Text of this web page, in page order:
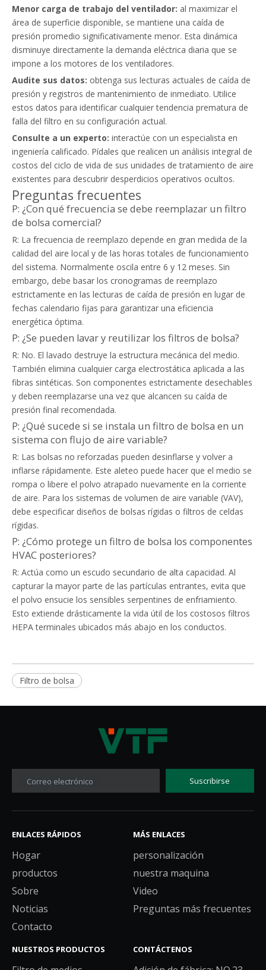
Menor carga de trabajo del ventilador: al maximizar el
área de superficie disponible, se mantiene una caída de
presión promedio significativamente menor. Esta dinámica
disminuye directamente la demanda eléctrica diaria que se
impone a los motores de los ventiladores.
Audite sus datos: obtenga sus lecturas actuales de caída de
presión y registros de mantenimiento de inmediato. Utilice
estos datos para identificar cualquier tendencia prematura de
falla del filtro en su configuración actual.
Consulte a un experto: interactúe con un especialista en
ingeniería calificado. Pídales que realicen un análisis integral de
costos del ciclo de vida de sus unidades de tratamiento de aire
existentes para descubrir desperdicios operativos ocultos.
Preguntas frecuentes
P: ¿Con qué frecuencia se debe reemplazar un filtro
de bolsa comercial?
R: La frecuencia de reemplazo depende en gran medida de la
calidad del aire local y de las horas totales de funcionamiento
del sistema. Normalmente oscila entre 6 y 12 meses. Sin
embargo, debe basar los cronogramas de reemplazo
estrictamente en las lecturas de caída de presión en lugar de
fechas calendario fijas para garantizar una eficiencia
energética óptima.
P: ¿Se pueden lavar y reutilizar los filtros de bolsa?
R: No. El lavado destruye la estructura mecánica del medio.
También elimina cualquier carga electrostática aplicada a las
fibras sintéticas. Son componentes estrictamente desechables
y deben reemplazarse una vez que alcancen su caída de
presión final recomendada.
P: ¿Qué sucede si se instala un filtro de bolsa en un
sistema con flujo de aire variable?
R: Las bolsas no reforzadas pueden desinflarse y volver a
inflarse rápidamente. Este aleteo puede hacer que el medio se
rompa o libere el polvo atrapado nuevamente en la corriente
de aire. Para los sistemas de volumen de aire variable (VAV),
debe especificar diseños de bolsas rígidas o filtros de celdas
rígidas.
P: ¿Cómo protege un filtro de bolsa los componentes
HVAC posteriores?
R: Actúa como un escudo secundario de alta capacidad. Al
capturar la mayor parte de las partículas entrantes, evita que
el polvo ensucie los sensibles serpentines de enfriamiento.
Esto extiende drásticamente la vida útil de los costosos filtros
HEPA terminales ubicados más abajo en los conductos.
Filtro de bolsa
Correo electrónico Suscribirse
ENLACES RÁPIDOS
Hogar
productos
Sobre
Noticias
Contacto
MÁS ENLACES
personalización
nuestra maquina
Video
Preguntas más frecuentes
NUESTROS PRODUCTOS CONTÁCTENOS